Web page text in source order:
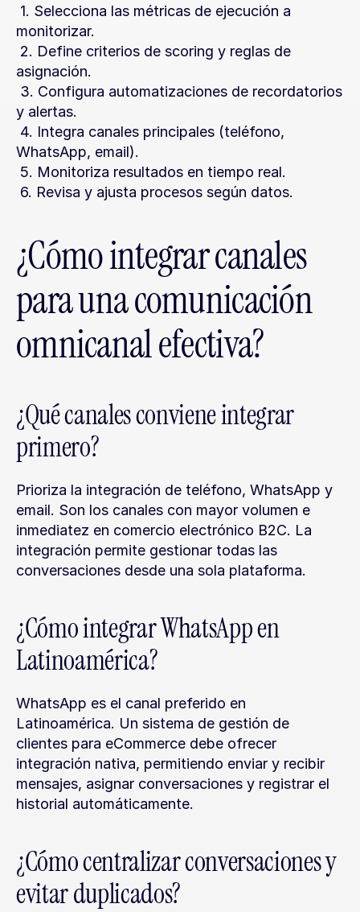
monitorizar.
asignación.
y alertas.
WhatsApp, email).
5. Monitoriza resultados en tiempo real.
6. Revisa y ajusta procesos según datos.
¿Cómo integrar canales
para una comunicación
omnicanal efectiva?
¿Qué canales conviene integrar
primero?
Prioriza la integración de teléfono, WhatsApp y
email. Son los canales con mayor volumen e
inmediatez en comercio electrónico B2C. La
integración permite gestionar todas las
conversaciones desde una sola plataforma.
¿Cómo integrar WhatsApp en
Latinoamérica?
WhatsApp es el canal preferido en
Latinoamérica. Un sistema de gestión de
clientes para eCommerce debe ofrecer
integración nativa, permitiendo enviar y recibir
mensajes, asignar conversaciones y registrar el
historial automáticamente.
¿Cómo centralizar conversaciones y
evitar duplicados?